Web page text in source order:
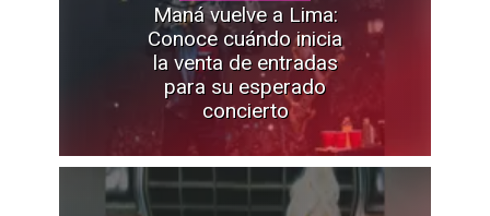
Maná vuelve a Lima:
Conoce cuándo inicia
la venta de entradas
para su esperado
concierto